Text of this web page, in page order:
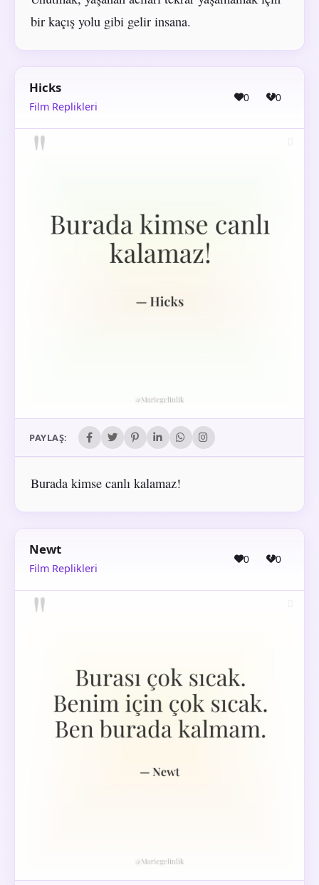
bir kaçış yolu gibi gelir insana.
Hicks
Film Replikleri
0 0
PAYLAŞ:
Burada kimse canlı kalamaz!
Newt
Film Replikleri
0 0